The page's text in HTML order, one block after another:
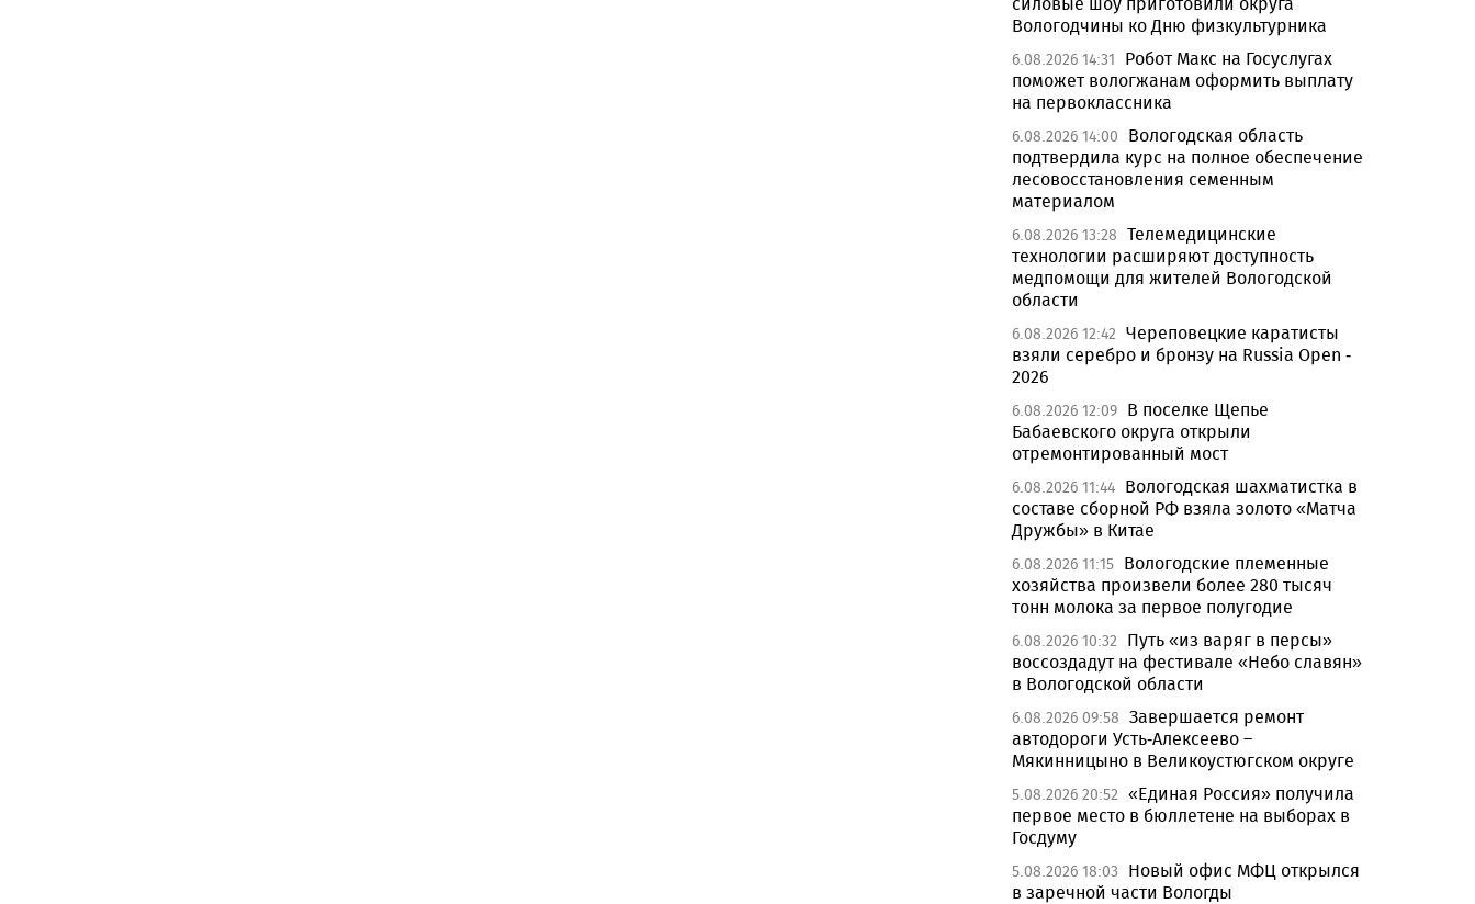
Вологодчины ко Дню физкультурника
6.08.2026 14:31
Робот Макс на Госуслугах
поможет вологжанам оформить выплату
на первоклассника
6.08.2026 14:00
Вологодская область
подтвердила курс на полное обеспечение
лесовосстановления семенным
материалом
6.08.2026 13:28 Телемедицинские
технологии расширяют доступность
медпомощи для жителей Вологодской
области
6.08.2026 12:42 Череповецкие каратисты
взяли серебро и бронзу на Russia Open -
2026
6.08.2026 12:09 В поселке Щепье
Бабаевского округа открыли
отремонтированный мост
6.08.2026 11:44 Вологодская шахматистка в
составе сборной РФ взяла золото «Матча
Дружбы» в Китае
6.08.2026 11:15 Вологодские племенные
хозяйства произвели более 280 тысяч
тонн молока за первое полугодие
6.08.2026 10:32
Путь «из варяг в персы»
воссоздадут на фестивале «Небо славян»
в Вологодской области
6.08.2026 09:58 Завершается ремонт
автодороги Усть-Алексеево –
Мякинницыно в Великоустюгском округе
5.08.2026 20:52 «Единая Россия» получила
первое место в бюллетене на выборах в
Госдуму
5.08.2026 18:03
Новый офис МФЦ открылся
в заречной части Вологды